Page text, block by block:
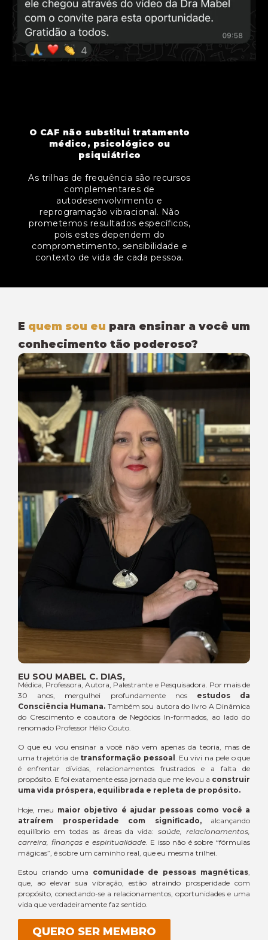
O CAF não substitui tratamento
médico, psicológico ou
psiquiátrico
As trilhas de frequência são recursos
complementares de
autodesenvolvimento e
reprogramação vibracional. Não
prometemos resultados específicos,
pois estes dependem do
comprometimento, sensibilidade e
contexto de vida de cada pessoa.
E quem sou eu para ensinar a você um
conhecimento tão poderoso?
EU SOU MABEL C. DIAS,
Médica, Professora, Autora, Palestrante e Pesquisadora. Por mais de
30 anos, mergulhei profundamente nosestudos da
Consciência Humana. Também sou autora do livro A Dinâmica
do Crescimento e coautora de Negócios In-formados, ao lado do
renomado Professor Hélio Couto.
O que eu vou ensinar a você não vem apenas da teoria, mas de
uma trajetória de transformação pessoal . Eu vivi na pele o que
é enfrentar dívidas, relacionamentos frustrados e a falta de
propósito. E foi exatamente essa jornada que me levou a construir
uma vida próspera, equilibrada e repleta de propósito.
Hoje, meu maior objetivo é ajudar pessoas como você a
atraírem prosperidade com significado,alcançando
equilíbrio em todas as áreas da vida:saúde, relacionamentos,
carreira, finanças e espiritualidade. E isso não é sobre “fórmulas
mágicas”, é sobre um caminho real, que eu mesma trilhei.
Estou criando uma comunidade de pessoas magnéticas,
que, ao elevar sua vibração, estão atraindo prosperidade com
propósito, conectando-se a relacionamentos, oportunidades e uma
vida que verdadeiramente faz sentido.
QUERO SER MEMBRO